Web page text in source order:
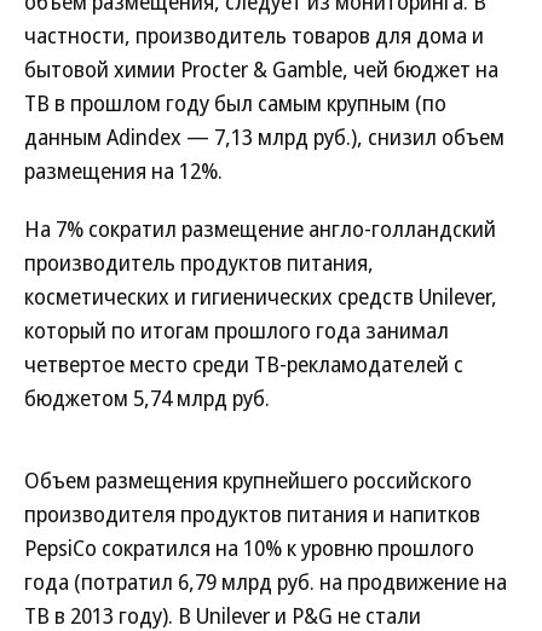
частности, производитель товаров для дома и
бытовой химии Procter & Gamble, чей бюджет на
ТВ в прошлом году был самым крупным (по
данным Adindex — 7,13 млрд руб.), снизил объем
размещения на 12%.
На 7% сократил размещение англо-голландский
производитель продуктов питания,
косметических и гигиенических средств Unilever,
который по итогам прошлого года занимал
четвертое место среди ТВ-рекламодателей с
бюджетом 5,74 млрд руб.
Объем размещения крупнейшего российского
производителя продуктов питания и напитков
PepsiCo сократился на 10% к уровню прошлого
года (потратил 6,79 млрд руб. на продвижение на
ТВ в 2013 году). В Unilever и P&G не стали